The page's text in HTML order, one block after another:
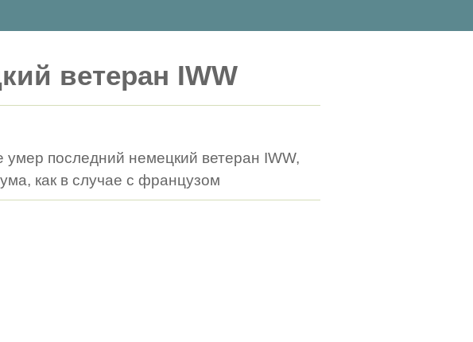
ветеран IWW
умер последний немецкий ветеран IWW,
как в случае с французом